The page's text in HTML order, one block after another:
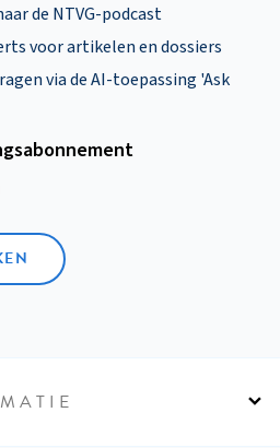
de NTVG-podcast
voor artikelen en dossiers
via de AI-toepassing 'Ask